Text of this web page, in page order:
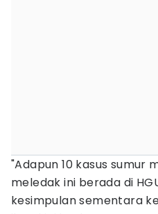
"Adapun 10 kasus sumur
meledak ini berada di
kesimpulan sementara